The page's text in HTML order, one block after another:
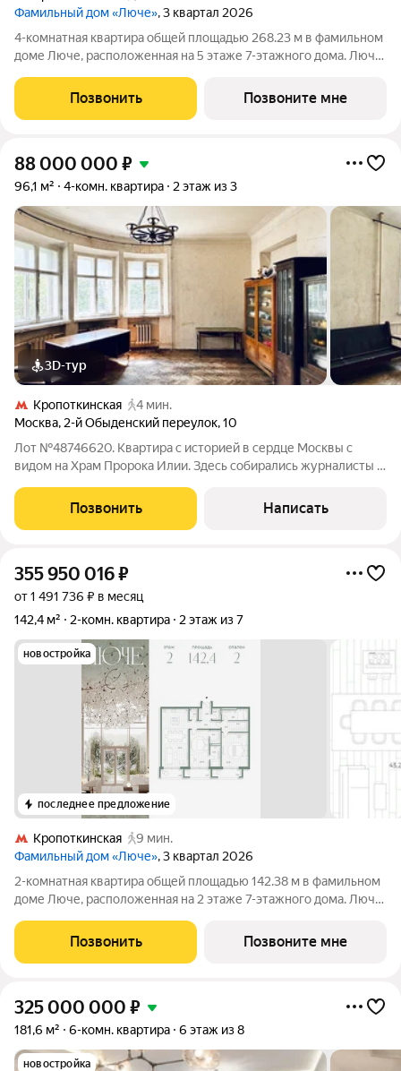
Фамильный дом «Люче», 3 квартал 2026
4-комнатная квартира общей площадью 268.23 м в фамильном
доме Люче, расположенная на 5 этаже 7-этажного дома. Люче
охранной зоне Кремля. Уникальный фамильный дом
предлагает 43 квартиры, площадью от
Позвонить Позвоните мне
88 000 000 ₽
96,1 м² 4-комн. квартира 2 этаж из 3
3D-тур
Кропоткинская
4 мин.
Москва, 2-й Обыденский переулок,10
Лот №48746620. Квартира с историей в сердце Москвы с
видом на Храм Пророка Илии. Здесь собирались журналисты и
Андрей Дмитриевич Дементьев - мечтали о будущем под
звон колоколов, сочиняли стихи в
Позвонить Написать
355 950 016₽
от 1 491 736 ₽ в месяц
142,4 м²
2-комн. квартира 2 этаж из 7
новостройка
последнее предложение
Кропоткинская
9 мин.
Фамильный дом «Люче», 3 квартал 2026
2-комнатная квартира общей площадью 142.38 м в фамильном
доме Люче, расположенная на 2 этаже 7-этажного дома. Люче
охранной зоне Кремля. Уникальный фамильный дом
предлагает 43 квартиры, площадью от
Позвонить Позвоните мне
325 000 000 ₽
181,6 м² 6-комн. квартира 6 этаж из 8
новостройка